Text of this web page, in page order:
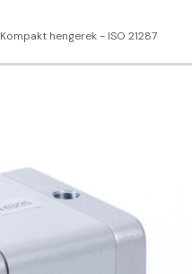
Kompakt hengerek - ISO 21287